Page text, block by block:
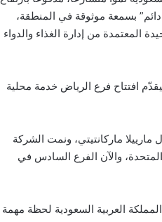
بسمعة موثوقة في المنطقة،
المعتمدة من إدارة الغذاء والدواء
افتتاح فرع الرياض خدمة محلية
في قطاع الجمال مارييلا ماركانتيتي، ونمت الشركة
والآن الفرع السادس في
العربية السعودية لحظة مهمة